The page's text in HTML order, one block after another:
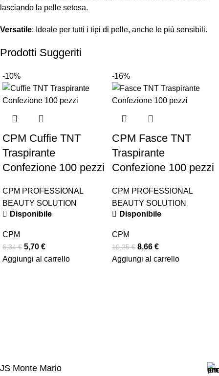
lasciando la pelle setosa.
Versatile: Ideale per tutti i tipi di pelle, anche le più sensibili.
Prodotti Suggeriti
-10%
CPM Cuffie TNT
Traspirante
Confezione 100 pezzi
CPM PROFESSIONAL
BEAUTY SOLUTION
Disponibile
CPM
6,34€ 5,70 €
Aggiungi al carrello
-16%
CPM Fasce TNT
Traspirante
Confezione 100 pezzi
CPM PROFESSIONAL
BEAUTY SOLUTION
Disponibile
CPM
10,25€ 8,66 €
Aggiungi al carrello
JS Monte Mario